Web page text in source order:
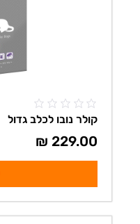
קולר נובו לכלב גדול
229.00
₪